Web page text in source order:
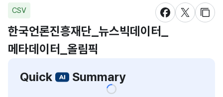
CSV
새창 열림새창 열림
새창
한국언론진흥재단_뉴스빅데이터_
메타데이터_올림픽
Quick
Summary